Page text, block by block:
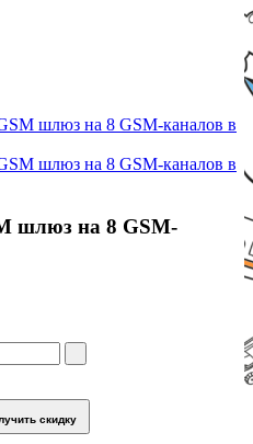
шлюз на 8 GSM-
скидку